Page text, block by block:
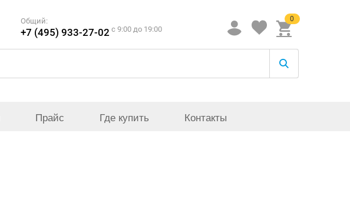
Общий:
+7 (495) 933-27-02 c 9:00 до 19:00
0
Прайс Где купить Контакты